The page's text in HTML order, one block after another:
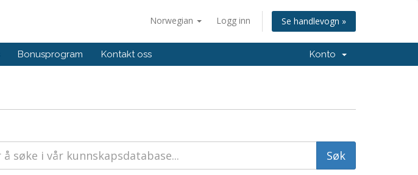
Norwegian Logg inn Se handlevogn »
Bonusprogram Kontakt oss Konto